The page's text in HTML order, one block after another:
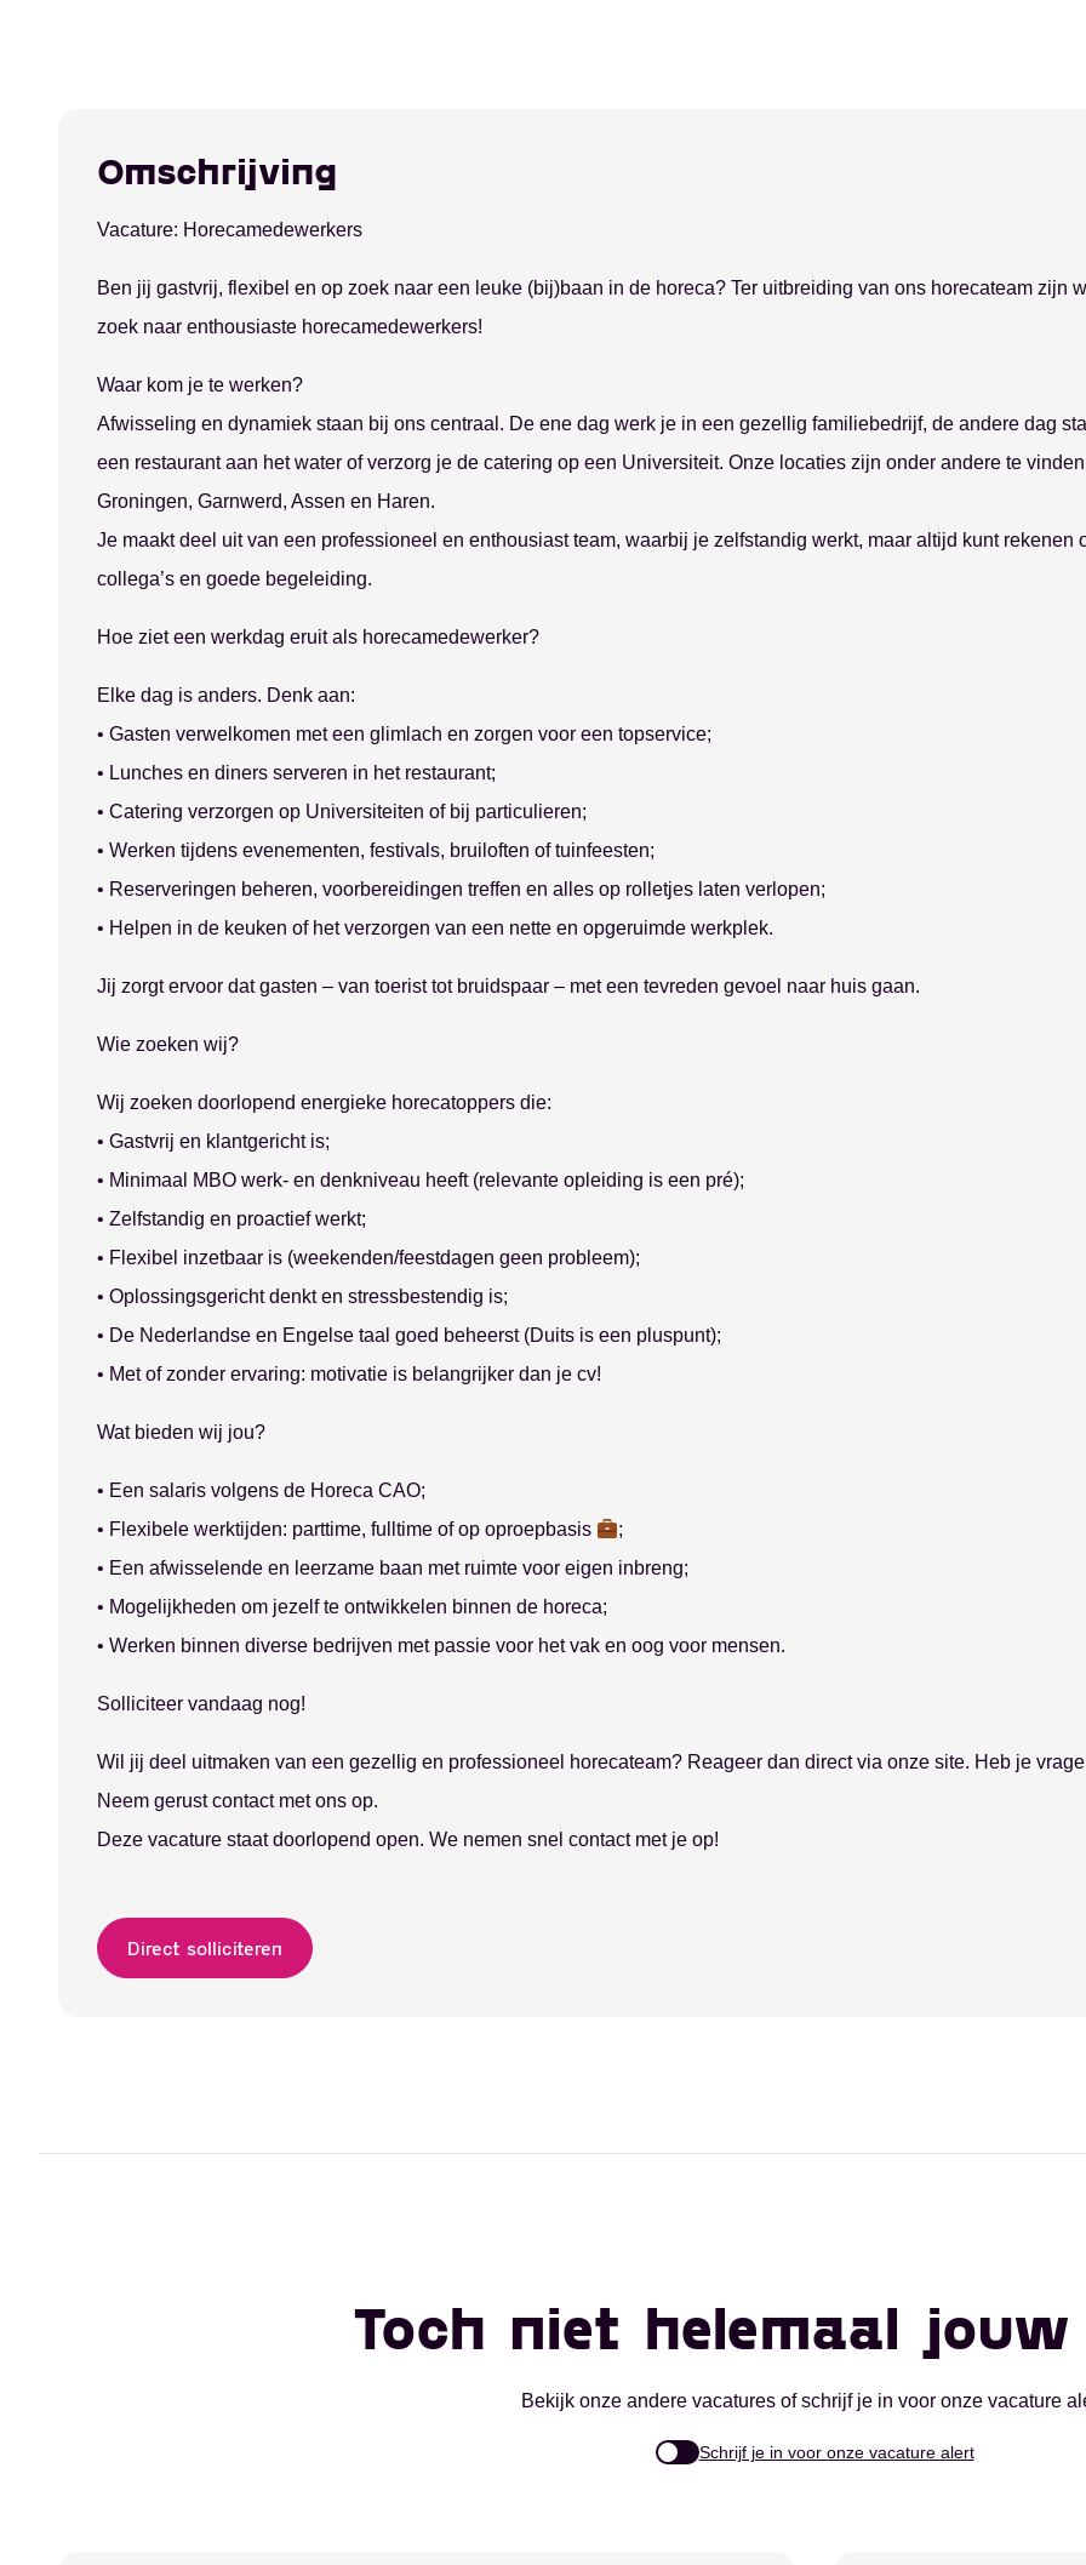
Groningen
Emmen
Leeuwarden
Administratie
Over ons
Omschrijving
Vacature: Horecamedewerkers
Ben jij gastvrij, flexibel en op zoek naar een leuke (bij)baan in de horeca? Ter uitbreiding van ons horecateam zijn
zoek naar enthousiaste horecamedewerkers!
Waar kom je te werken?
Afwisseling en dynamiek staan bij ons centraal. De ene dag werk je in een gezellig familiebedrijf, de andere dag
een restaurant aan het water of verzorg je de catering op een Universiteit. Onze locaties zijn onder andere te
Groningen, Garnwerd, Assen en Haren.
Je maakt deel uit van een professioneel en enthousiast team, waarbij je zelfstandig werkt, maar altijd kunt rekenen
collega’s en goede begeleiding.
Hoe ziet een werkdag eruit als horecamedewerker?
Elke dag is anders. Denk aan:
• Gasten verwelkomen met een glimlach en zorgen voor een topservice;
• Lunches en diners serveren in het restaurant;
• Catering verzorgen op Universiteiten of bij particulieren;
• Werken tijdens evenementen, festivals, bruiloften of tuinfeesten;
• Reserveringen beheren, voorbereidingen treffen en alles op rolletjes laten verlopen;
• Helpen in de keuken of het verzorgen van een nette en opgeruimde werkplek.
Jij zorgt ervoor dat gasten – van toerist tot bruidspaar – met een tevreden gevoel naar huis gaan.
Wie zoeken wij?
Wij zoeken doorlopend energieke horecatoppers die:
• Gastvrij en klantgericht is;
• Minimaal MBO werk- en denkniveau heeft (relevante opleiding is een pré);
• Zelfstandig en proactief werkt;
• Flexibel inzetbaar is (weekenden/feestdagen geen probleem);
• Oplossingsgericht denkt en stressbestendig is;
• De Nederlandse en Engelse taal goed beheerst (Duits is een pluspunt);
• Met of zonder ervaring: motivatie is belangrijker dan je cv!
Wat bieden wij jou?
• Een salaris volgens de Horeca CAO;
• Flexibele werktijden: parttime, fulltime of op oproepbasis
;
• Een afwisselende en leerzame baan met ruimte voor eigen inbreng;
• Mogelijkheden om jezelf te ontwikkelen binnen de horeca;
• Werken binnen diverse bedrijven met passie voor het vak en oog voor mensen.
Solliciteer vandaag nog!
Wil jij deel uitmaken van een gezellig en professioneel horecateam? Reageer dan direct via onze site. Heb je
Neem gerust contact met ons op.
Deze vacature staat doorlopend open. We nemen snel contact met je op!
Direct solliciteren
Toch niet helemaal
Bekijk onze andere vacatures of schrijf je in voor onze vacature
Schrijf je in voor onze vacature alert
Ontvang vacatures direct in je mailbox
Alerts ontvangen